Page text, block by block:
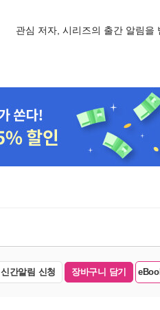
관심 저자, 시리즈의 출간 알림을
신간알림 신청 장바구니 담기